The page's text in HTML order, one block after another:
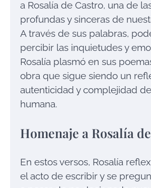
a Rosalía de Castro, una de
profundas y sinceras de
A través de sus palabras,
percibir las inquietudes y
Rosalía plasmó en sus
obra que sigue siendo un
autenticidad y complejidad
humana.
Homenaje a Rosalía
En estos versos, Rosalía
el acto de escribir y se